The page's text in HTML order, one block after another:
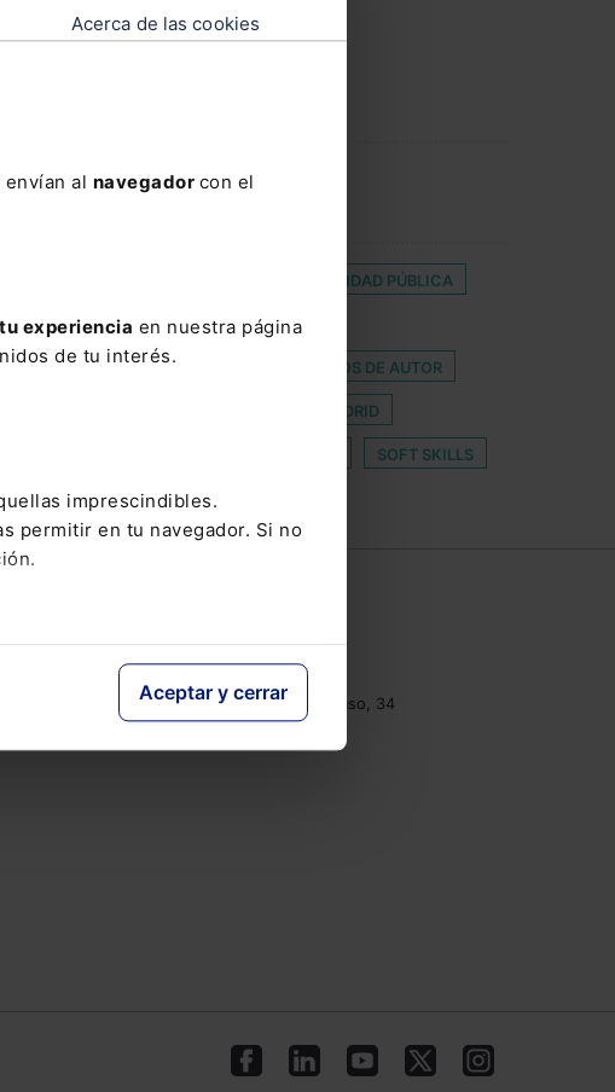
Acerca de las cookies
al navegador con el
experiencia en nuestra página
de tu interés.
imprescindibles.
permitir en tu navegador. Si no
Aceptar y cerrar
ANTEPROYECTO DE INTEGRIDAD PÚBLICA
DEL REGISTRO DE SEGUROS DE VIDA
GESTIÓN DIRECTIVA SOBRE DERECHOS DE AUTOR
ILUSTRE COLEGIO DE LA ABOGACÍA DE MADRID
SOFT SKILLS
Tel.: 91 210 80 00
clientes@lefebvre.es
Monasterios de Suso y Yuso, 34